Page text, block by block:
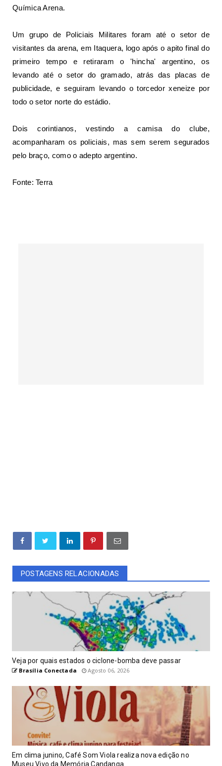
Química Arena.
Um grupo de Policiais Militares foram até o setor de
visitantes da arena, em Itaquera, logo após o apito final do
primeiro tempo e retiraram o 'hincha' argentino, os
levando até o setor do gramado, atrás das placas de
publicidade, e seguiram levando o torcedor xeneize por
todo o setor norte do estádio.
Dois corintianos, vestindo a camisa do clube,
acompanharam os policiais, mas sem serem segurados
pelo braço, como o adepto argentino.
Fonte: Terra
POSTAGENS RELACIONADAS
Veja por quais estados o ciclone-bomba deve passar
Brasília Conectada Agosto 06, 2026
Em clima junino, Café Som Viola realiza nova edição no
Museu Vivo da Memória Candanga